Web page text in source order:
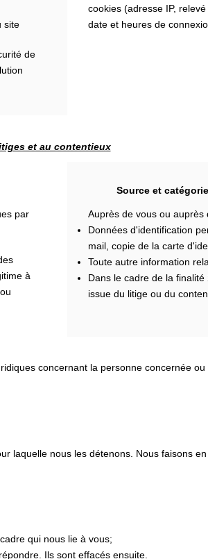
site
de
cookies (adresse IP,
date et heures de
et au contentieux
par
à
Source et
Auprès de vous ou auprès
Données d'identification
mail, copie de la carte
Toute autre information
Dans le cadre de la
issue du litige ou du
concernant la personne concernée
laquelle nous les détenons. Nous faisons
qui nous lie à vous;
Ils sont effacés ensuite.